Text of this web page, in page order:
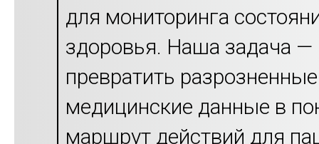
для мониторинга
здоровья. Наша задача —
превратить разрозненные
медицинские данные в
маршрут действий для